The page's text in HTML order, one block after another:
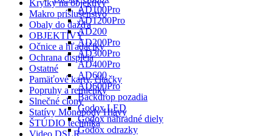
Krytky na objektívy
Makro príslušenstvo
Obaly do dažďa
OBJEKTÍVY
Očnice a hľadáčiky
Ochrana displeja
Ostatné
Pamäťové karty, čítačky
Popruhy a remienky
Slnečné clony
Statívy Monopody Hlavy
ŠTÚDIO technika
Video DSLR
AD100Pro
AD1200Pro
AD200
AD200Pro
AD300Pro
AD400Pro
AD600
AD600Pro
Backdrop pozadia
Godox LED
Godox náhradné diely
Godox odrazky